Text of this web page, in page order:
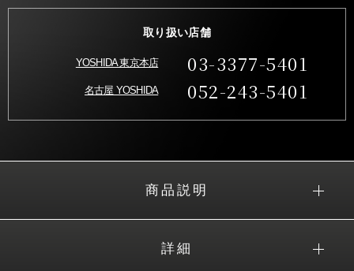
取り扱い店舗
YOSHIDA 東京本店 03-3377-5401
名古屋 YOSHIDA 052-243-5401
商品説明
詳細